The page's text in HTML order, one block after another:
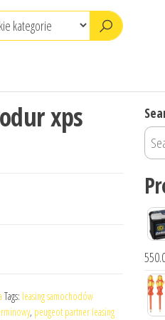
xps
Tags: leasing samochodów
, peugeot partner leasing